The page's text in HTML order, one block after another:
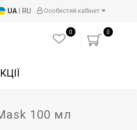
Особистий кабінет
UA RU
0
0
100 мл